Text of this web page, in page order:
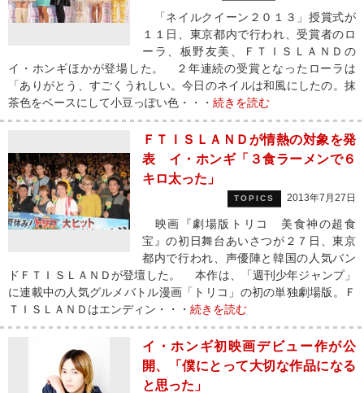
「ネイルクイーン２０１３」授賞式が
１１日、東京都内で行われ、受賞者のロ
ーラ、板野友美、ＦＴＩＳＬＡＮＤの
イ・ホンギほかが登場した。 ２年連続の受賞となったローラは
「ありがとう、すごくうれしい。今日のネイルは和風にしたの。抹
茶色をベースにして小豆っぽい色・・・ 続きを読む
ＦＴＩＳＬＡＮＤが情熱の対象を発
表 イ・ホンギ「３食ラーメンで６
キロ太った」
TOPICS 2013年7月27日
映画『劇場版トリコ 美食神の超食
宝』の初日舞台あいさつが２７日、東京
都内で行われ、声優陣と韓国の人気バン
ドＦＴＩＳＬＡＮＤが登壇した。 本作は、「週刊少年ジャンプ」
に連載中の人気グルメバトル漫画「トリコ」の初の単独劇場版。Ｆ
ＴＩＳＬＡＮＤはエンディン・・・ 続きを読む
イ・ホンギ初映画デビュー作が公
開、「僕にとって大切な作品になる
と思った」